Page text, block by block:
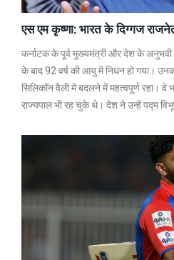
एस एम कृष्णा: भारत के दिग्गज
कर्नाटक के पूर्व मुख्यमंत्री और देश के अनुभवी
के बाद 92 वर्ष की आयु में निधन हो गया।
सिलिकॉन वैली में बदलने में महत्वपूर्ण रहा। वे
राज्यपाल भी रह चुके थे। देश ने उन्हें पद्म